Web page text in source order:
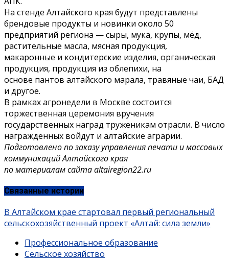
На стенде Алтайского края будут представлены
брендовые продукты и новинки около 50
предприятий региона — сыры, мука, крупы, мёд,
растительные масла, мясная продукция,
макаронные и кондитерские изделия, органическая
продукция, продукция из облепихи, на
основе пантов алтайского марала, травяные чаи, БАД
и другое.
В рамках агронедели в Москве состоится
торжественная церемония вручения
государственных наград труженикам отрасли. В число
награжденных войдут и алтайские аграрии.
Подготовлено по заказу управления печати и массовых
коммуникаций Алтайского края
по материалам сайта altairegion22.ru
Связанные истории
В Алтайском крае стартовал первый региональный
сельскохозяйственный проект «Алтай: сила земли»
Профессиональное образование
Сельское хозяйство